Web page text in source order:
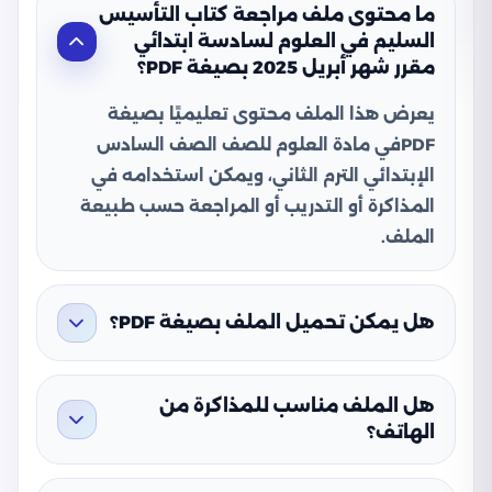
ما محتوى ملف مراجعة كتاب التأسيس
السليم في العلوم لسادسة ابتدائي
مقرر شهر أبريل 2025 بصيغة PDF؟
يعرض هذا الملف محتوى تعليميًا بصيغة
PDFفي مادة العلوم للصف الصف السادس
الإبتدائي الترم الثاني، ويمكن استخدامه في
المذاكرة أو التدريب أو المراجعة حسب طبيعة
الملف.
هل يمكن تحميل الملف بصيغة PDF؟
هل الملف مناسب للمذاكرة من
الهاتف؟